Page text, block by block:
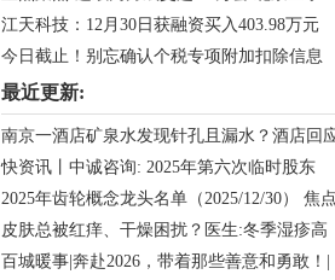
江天科技：12月30日获融资买入403.98万元
今日截止！别忘确认个税专项附加扣除信息
最近更新:
南京一酒店矿泉水发现针孔且漏水？酒店回
快资讯丨中诚咨询: 2025年第六次临时股东
2025年齿轮概念龙头名单（2025/12/30） 焦
皮肤总被红痒、干燥困扰？医生:冬季湿疹高
百城暖事|奔赴2026，带着那些善意和勇敢！|